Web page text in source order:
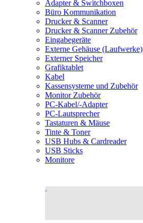
Adapter & Switchboxen
Büro Kommunikation
Drucker & Scanner
Drucker & Scanner Zubehör
Eingabegeräte
Externe Gehäuse (Laufwerke)
Externer Speicher
Grafiktablet
Kabel
Kassensysteme und Zubehör
Monitor Zubehör
PC-Kabel/-Adapter
PC-Lautsprecher
Tastaturen & Mäuse
Tinte & Toner
USB Hubs & Cardreader
USB Sticks
Monitore